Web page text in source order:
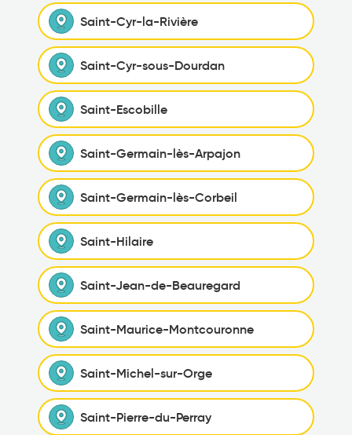
Saint-Cyr-la-Rivière
Saint-Cyr-sous-Dourdan
Saint-Escobille
Saint-Germain-lès-Arpajon
Saint-Germain-lès-Corbeil
Saint-Hilaire
Saint-Jean-de-Beauregard
Saint-Maurice-Montcouronne
Saint-Michel-sur-Orge
Saint-Pierre-du-Perray